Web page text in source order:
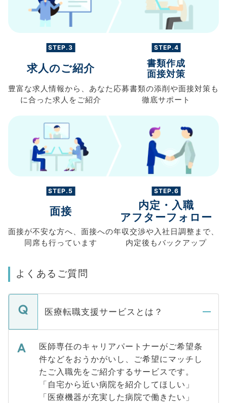
STEP.3
求人のご紹介
豊富な求人情報から、 あなた
に合った求人を ご紹介
STEP.4
書類作成
面接対策
応募書類の添削や面接対策も
徹底サポート
STEP.5
面接
面接が不安な方へ、 面接への
同席も行っています
STEP.6
内定・入職
アフターフォロー
年収交渉や入社日調整まで、
内定後もバックアップ
よくあるご質問
医療転職支援サービスとは？
医師専任のキャリアパートナーがご希望条
件などをおうかがいし、ご希望にマッチし
たご入職先をご紹介するサービスです。
「自宅から近い病院を紹介してほしい」
「医療機器が充実した病院で働きたい」